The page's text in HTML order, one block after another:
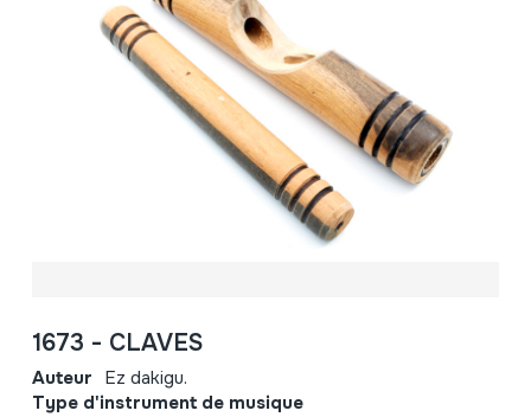
1673 - CLAVES
Auteur Ez dakigu.
Type d'instrument de musique